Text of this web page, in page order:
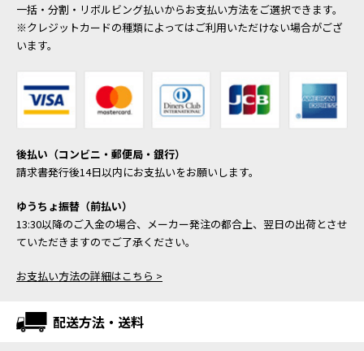
一括・分割・リボルビング払いからお支払い方法をご選択できます。
※クレジットカードの種類によってはご利用いただけない場合がござ
います。
後払い（コンビニ・郵便局・銀行）
請求書発行後14日以内にお支払いをお願いします。
ゆうちょ振替（前払い）
13:30以降のご入金の場合、メーカー発注の都合上、翌日の出荷とさせ
ていただきますのでご了承ください。
お支払い方法の詳細はこちら >
配送方法・送料